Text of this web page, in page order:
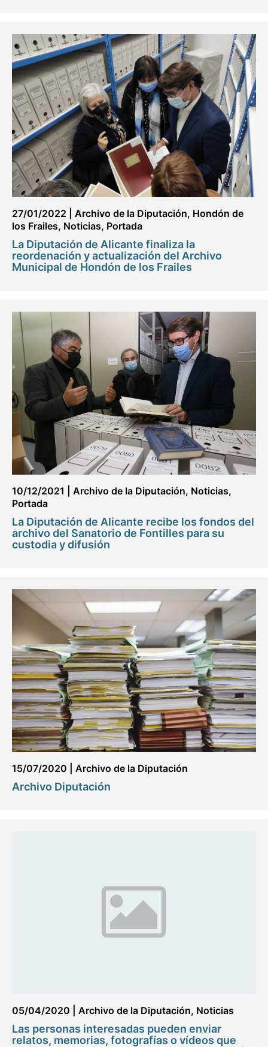
27/01/2022 Archivo de la Diputación, Hondón de
los Frailes, Noticias, Portada
La Diputación de Alicante finaliza la
reordenación y actualización del Archivo
Municipal de Hondón de los Frailes
10/12/2021 Archivo de la Diputación, Noticias,
Portada
La Diputación de Alicante recibe los fondos del
archivo del Sanatorio de Fontilles para su
custodia y difusión
15/07/2020 Archivo de la Diputación
Archivo Diputación
05/04/2020 Archivo de la Diputación, Noticias
Las personas interesadas pueden enviar
relatos, memorias, fotografías o vídeos que